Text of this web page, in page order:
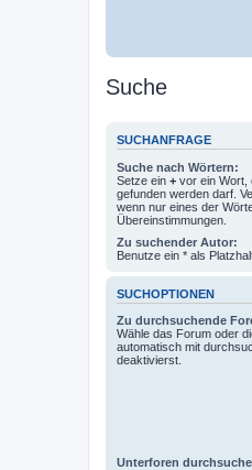
Suche
SUCHANFRAGE
Suche nach Wörtern:
Setze ein + vor ein Wort,
gefunden werden darf.
wenn nur eines der
Übereinstimmungen.
Zu suchender Autor:
Benutze ein * als
SUCHOPTIONEN
Zu durchsuchende
Wähle das Forum oder
automatisch mit
deaktivierst.
Unterforen